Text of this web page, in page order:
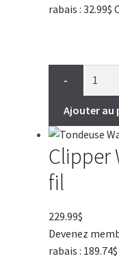
rabais : 32.99$
-
Ajouter au
Clipper
fil
229.99$
Devenez
rabais : 189.74$